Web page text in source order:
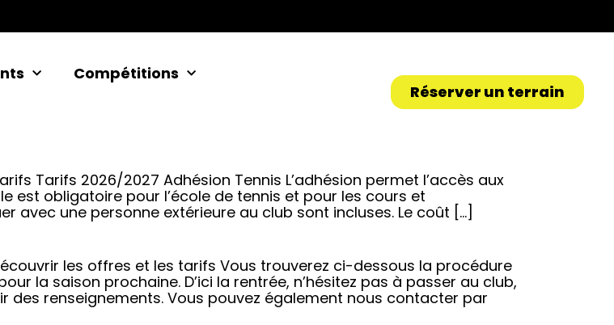
Compétitions
Réserver un terrain
Tarifs 2026/2027 Adhésion Tennis L’adhésion permet l’accès aux
est obligatoire pour l’école de tennis et pour les cours et
avec une personne extérieure au club sont incluses. Le coût […]
les offres et les tarifs Vous trouverez ci-dessous la procédure
la saison prochaine. D’ici la rentrée, n’hésitez pas à passer au club,
des renseignements. Vous pouvez également nous contacter par